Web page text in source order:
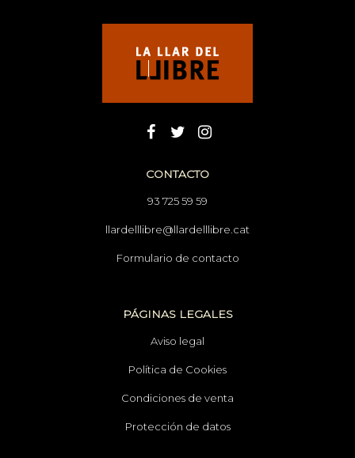
CONTACTO
93 725 59 59
llardelllibre@llardelllibre.cat
Formulario de contacto
PÁGINAS LEGALES
Aviso legal
Política de Cookies
Condiciones de venta
Protección de datos